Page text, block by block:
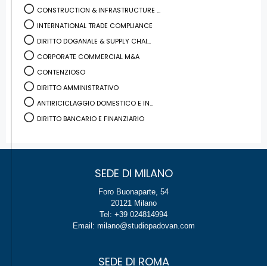
CONSTRUCTION & INFRASTRUCTURE ...
INTERNATIONAL TRADE COMPLIANCE
DIRITTO DOGANALE & SUPPLY CHAI...
CORPORATE COMMERCIAL M&A
CONTENZIOSO
DIRITTO AMMINISTRATIVO
ANTIRICICLAGGIO DOMESTICO E IN...
DIRITTO BANCARIO E FINANZIARIO
SEDE DI MILANO
Foro Buonaparte, 54
20121 Milano
Tel: +39 024814994
Email: milano@studiopadovan.com
SEDE DI ROMA